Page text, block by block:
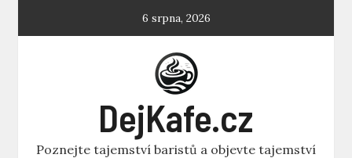
6 srpna, 2026
DejKafe.cz
Poznejte tajemství baristů a objevte tajemství